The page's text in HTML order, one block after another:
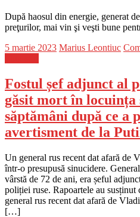
După haosul din energie, generat
preţurilor, mai vin şi veşti bune
Posted
5 martie 2023 Author
Marius Leontiuc
Fostul șef adjunct al
găsit mort în locuința
săptămâni după ce a
avertisment de la
Un general rus recent dat afară de
într-o presupusă sinucidere.
vârstă de 72 de ani, era șeful
poliției ruse. Rapoartele au susținut
general rus recent dat afară de
[…]